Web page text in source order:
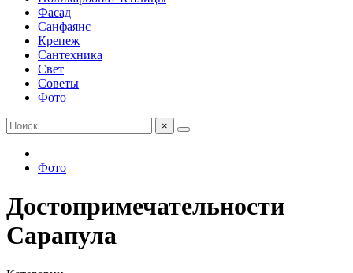
Фасад
Санфаянс
Крепеж
Сантехника
Свет
Советы
Фото
×
Фото
Достопримечательности
Сарапула